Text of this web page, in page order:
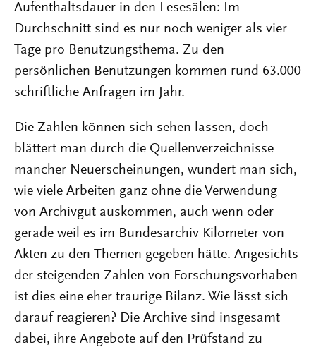
Aufenthaltsdauer in den Lesesälen: Im
Durchschnitt sind es nur noch weniger als vier
Tage pro Benutzungsthema. Zu den
persönlichen Benutzungen kommen rund 63.000
schriftliche Anfragen im Jahr.
Die Zahlen können sich sehen lassen, doch
blättert man durch die Quellenverzeichnisse
mancher Neuerscheinungen, wundert man sich,
wie viele Arbeiten ganz ohne die Verwendung
von Archivgut auskommen, auch wenn oder
gerade weil es im Bundesarchiv Kilometer von
Akten zu den Themen gegeben hätte. Angesichts
der steigenden Zahlen von Forschungsvorhaben
ist dies eine eher traurige Bilanz. Wie lässt sich
darauf reagieren? Die Archive sind insgesamt
dabei, ihre Angebote auf den Prüfstand zu